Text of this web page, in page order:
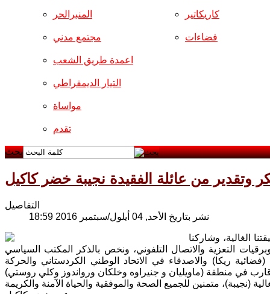
المنبرالحر
مجتمع مدني
كاريكاتير
فضاءات
اعمدة طريق الشعب
التيار الديمقراطي
مواساة
تقدم
بحث
وتقدير من عائلة الفقيدة نجيبة خضر كاكيل
التفاصيل
نشر بتاريخ الأحد, 04 أيلول/سبتمبر 2016 18:59
الغالية، وشاركنا
التعزية والاتصال التلفوني، ونخص بالذكر المكتب السياسي
ريكا) والاصدقاء في الاتحاد الوطني الكردستاني والحركة